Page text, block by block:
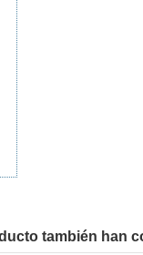
también han